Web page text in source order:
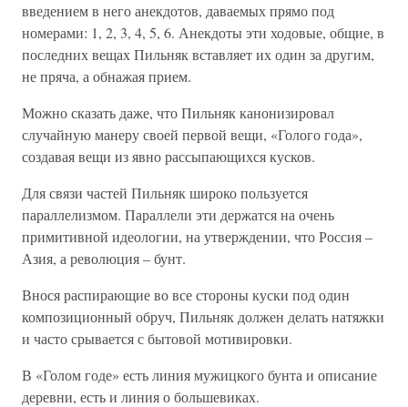
введением в него анекдотов, даваемых прямо под
номерами: 1, 2, 3, 4, 5, 6. Анекдоты эти ходовые, общие, в
последних вещах Пильняк вставляет их один за другим,
не пряча, а обнажая прием.
Можно сказать даже, что Пильняк канонизировал
случайную манеру своей первой вещи, «Голого года»,
создавая вещи из явно рассыпающихся кусков.
Для связи частей Пильняк широко пользуется
параллелизмом. Параллели эти держатся на очень
примитивной идеологии, на утверждении, что Россия –
Азия, а революция – бунт.
Внося распирающие во все стороны куски под один
композиционный обруч, Пильняк должен делать натяжки
и часто срывается с бытовой мотивировки.
В «Голом годе» есть линия мужицкого бунта и описание
деревни, есть и линия о большевиках.